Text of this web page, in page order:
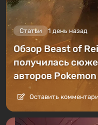
Статьи 1 день назад
Обзор Beast of
получилась
авторов Pokemon
Оставить